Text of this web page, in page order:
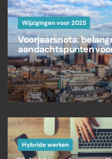
Wijzigingen voor 2025
Voorjaarsnota:
aandachtspunten
Hybride werken